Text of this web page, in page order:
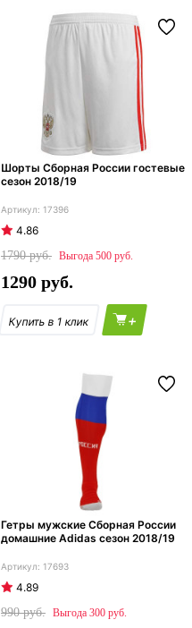
Шорты Сборная России гостевые
сезон 2018/19
17396
4.86
1790
500
1290
+
Гетры мужские Сборная России
домашние Adidas сезон 2018/19
17693
4.89
990
300